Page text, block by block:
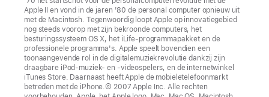
Apple II en vond in de jaren '80 de personal computer opnieuw uit
met de Macintosh. Tegenwoordig loopt Apple op innovatiegebied
nog steeds voorop met zijn bekroonde computers, het
besturingssysteem OS X, het iLife-programmapakket en de
professionele programma's. Apple speelt bovendien een
toonaangevende rol in de digitalemuziekrevolutie dankzij zijn
draagbare iPod-muziek- en -videospelers, en de internetwinkel
iTunes Store. Daarnaast heeft Apple de mobieletelefoonmarkt
betreden met de iPhone.© 2007 Apple Inc. Alle rechten